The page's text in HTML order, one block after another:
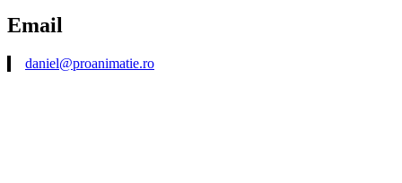
Email
daniel@proanimatie.ro